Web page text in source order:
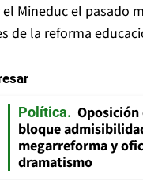
Mineduc el pasado
de la reforma
Política
Oposición
bloque
megarreforma y
dramatismo